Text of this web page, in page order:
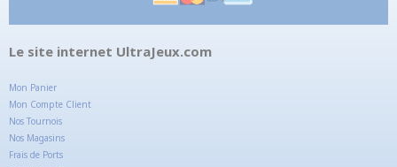
Le site internet UltraJeux.com
Mon Panier
Mon Compte Client
Nos Tournois
Nos Magasins
Frais de Ports